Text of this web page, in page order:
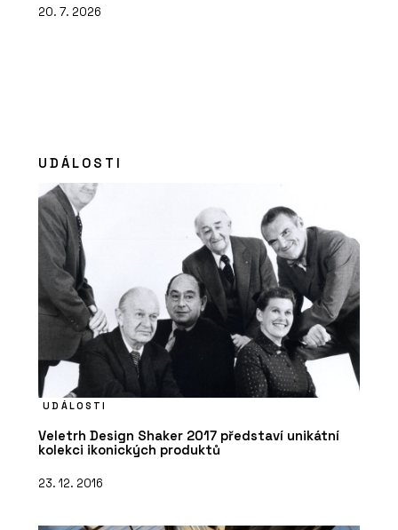
20. 7. 2026
UDÁLOSTI
UDÁLOSTI
Veletrh Design Shaker 2017 představí unikátní
kolekci ikonických produktů
23. 12. 2016